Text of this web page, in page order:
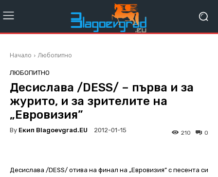
Начало Любопитно
ЛЮБОПИТНО
Десислава /DESS/ – първа и за
журито, и за зрителите на
„Евровизия”
By Екип Blagoevgrad.EU 2012-01-15 0
210
Десислава /DESS/ отива на финал на „Евровизия” с песента си